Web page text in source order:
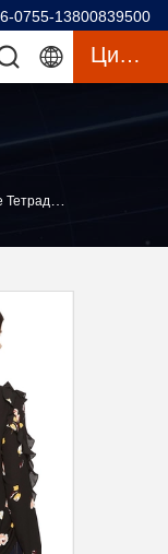
0755-13800839500
Цитата